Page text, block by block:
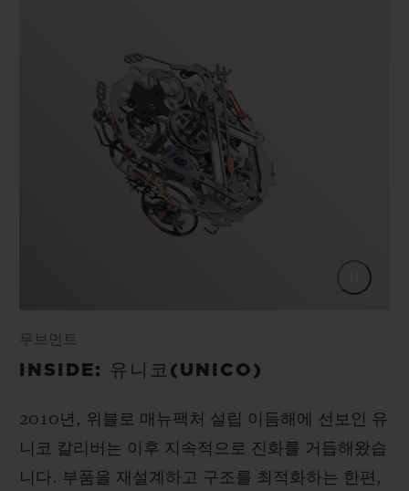
무브먼트
INSIDE: 유니코(UNICO)
2010년, 위블로 매뉴팩처 설립 이듬해에 선보인 유
니코 칼리버는 이후 지속적으로 진화를 거듭해왔습
니다. 부품을 재설계하고 구조를 최적화하는 한편,